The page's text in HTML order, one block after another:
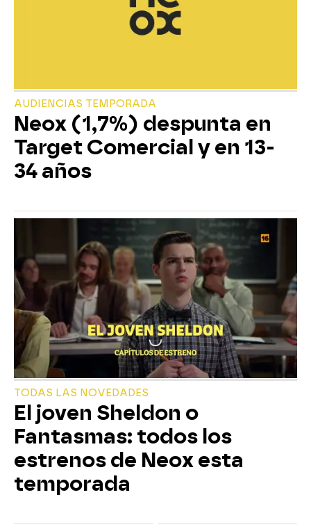
AUDIENCIAS TEMPORADA
Neox (1,7%) despunta en
Target Comercial y en 13-
34 años
TODAS LAS NOVEDADES
El joven Sheldon o
Fantasmas: todos los
estrenos de Neox esta
temporada